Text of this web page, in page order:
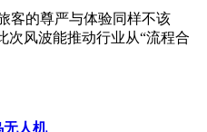
客的尊严与体验同样不该
次风波能推动行业从“流程合
无人机